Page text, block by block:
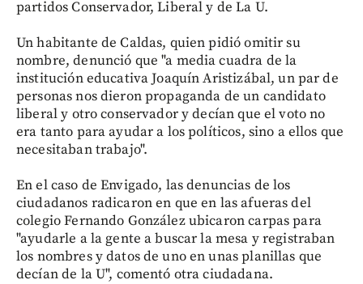
partidos Conservador, Liberal y de La U.
Un habitante de Caldas, quien pidió omitir su
nombre, denunció que "a media cuadra de la
institución educativa Joaquín Aristizábal, un par de
personas nos dieron propaganda de un candidato
liberal y otro conservador y decían que el voto no
era tanto para ayudar a los políticos, sino a ellos que
necesitaban trabajo".
En el caso de Envigado, las denuncias de los
ciudadanos radicaron en que en las afueras del
colegio Fernando González ubicaron carpas para
"ayudarle a la gente a buscar la mesa y registraban
los nombres y datos de uno en unas planillas que
decían de la U", comentó otra ciudadana.